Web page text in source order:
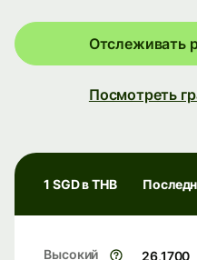
Отслеживать
Посмотреть
1 SGD в THB
Высокий 26,1700